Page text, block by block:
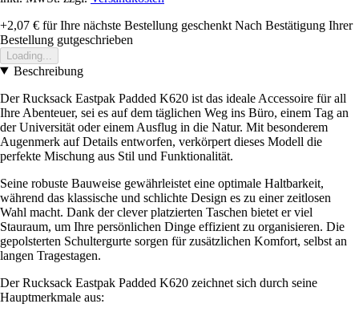
+2,07 € für Ihre nächste Bestellung geschenkt Nach Bestätigung Ihrer
Bestellung gutgeschrieben
Loading...
Beschreibung
Der Rucksack Eastpak Padded K620 ist das ideale Accessoire für all
Ihre Abenteuer, sei es auf dem täglichen Weg ins Büro, einem Tag an
der Universität oder einem Ausflug in die Natur. Mit besonderem
Augenmerk auf Details entworfen, verkörpert dieses Modell die
perfekte Mischung aus Stil und Funktionalität.
Seine robuste Bauweise gewährleistet eine optimale Haltbarkeit,
während das klassische und schlichte Design es zu einer zeitlosen
Wahl macht. Dank der clever platzierten Taschen bietet er viel
Stauraum, um Ihre persönlichen Dinge effizient zu organisieren. Die
gepolsterten Schultergurte sorgen für zusätzlichen Komfort, selbst an
langen Tragestagen.
Der Rucksack Eastpak Padded K620 zeichnet sich durch seine
Hauptmerkmale aus: